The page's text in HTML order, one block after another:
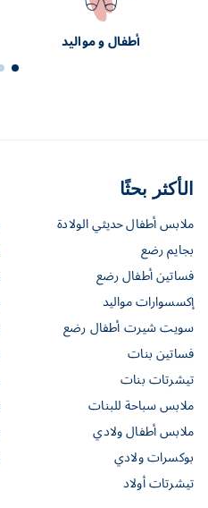
أطفال و مواليد
الأكثر بحثًا
ملابس أطفال حديثي الولادة
بجايم رضع
فساتين أطفال رضع
إكسسوارات مواليد
سويت شيرت أطفال رضع
فساتين بنات
تيشرتات بنات
ملابس سباحة للبنات
ملابس أطفال ولادي
بوكسرات ولادي
تيشرتات أولاد